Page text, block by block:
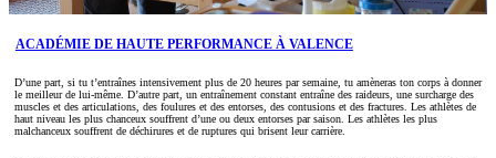
ACADÉMIE DE HAUTE PERFORMANCE À VALENCE
D’une part, si tu t’entraînes intensivement plus de 20 heures par semaine, tu amèneras ton corps à donner
le meilleur de lui-même. D’autre part, un entraînement constant entraîne des raideurs, une surcharge des
muscles et des articulations, des foulures et des entorses, des contusions et des fractures. Les athlètes de
haut niveau les plus chanceux souffrent d’une ou deux entorses par saison. Les athlètes les plus
malchanceux souffrent de déchirures et de ruptures qui brisent leur carrière.